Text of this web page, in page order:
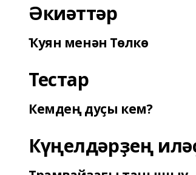
Әкиәттәр
Ҡуян менән Төлкө
Тестар
Кемдең дуҫы кем?
Күңелдәрҙең